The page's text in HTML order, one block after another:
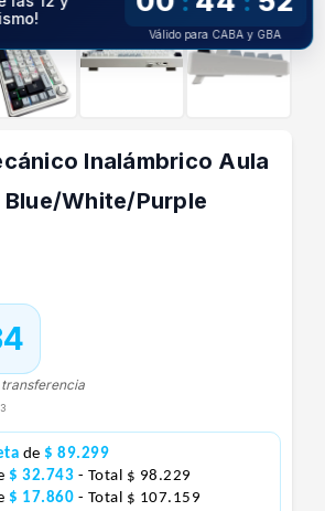
Inalámbrico Aula
Blue/White/Purple
de $ 89.299
$ 32.743 - Total $ 98.229
$ 17.860 - Total $ 107.159
Válido para CABA y GBA